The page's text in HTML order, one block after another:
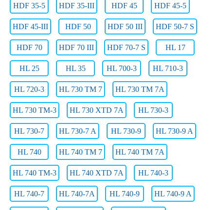
HDF 35-5 HDF 35-III HDF 45 HDF 45-5
HDF 45-III HDF 50 HDF 50 III HDF 50-7 S
HDF 70 HDF 70 III HDF 70-7 S HL 17
HL 25 HL 35 HL 700-3 HL 710-3
HL 720-3 HL 730 TM 7 HL 730 TM 7A
HL 730 TM-3 HL 730 XTD 7A HL 730-3
HL 730-7 HL 730-7 A HL 730-9 HL 730-9 A
HL 740 HL 740 TM 7 HL 740 TM 7A
HL 740 TM-3 HL 740 XTD 7A HL 740-3
HL 740-7 HL 740-7A HL 740-9 HL 740-9 A